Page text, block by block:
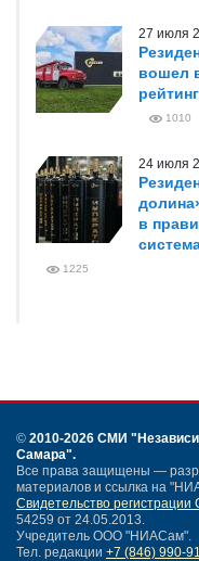
27 июля
вошел
1010
24 июля
в
1225
© 2010-2026 СМИ
Самара".
Все права защищены —
материалов и ссылка на
Свидетельство
54259 от 24.05.2013.
Учредитель ООО "НИАСам".
Тел. редакции +7 (846) 990-